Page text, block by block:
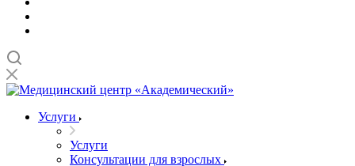
Услуги
Услуги
Консультации для взрослых